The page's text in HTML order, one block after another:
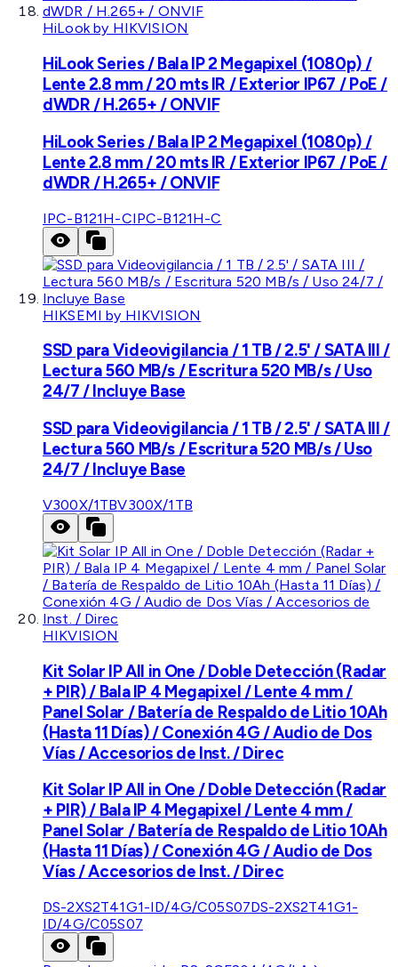
HiLook by HIKVISION
HiLook Series / Bala IP 2 Megapixel (1080p) /
Lente 2.8 mm / 20 mts IR / Exterior IP67 / PoE /
dWDR / H.265+ / ONVIF
HiLook Series / Bala IP 2 Megapixel (1080p) /
Lente 2.8 mm / 20 mts IR / Exterior IP67 / PoE /
dWDR / H.265+ / ONVIF
IPC-B121H-CIPC-B121H-C
HIKSEMI by HIKVISION
SSD para Videovigilancia / 1 TB / 2.5' / SATA III /
Lectura 560 MB/s / Escritura 520 MB/s / Uso
24/7 / Incluye Base
SSD para Videovigilancia / 1 TB / 2.5' / SATA III /
Lectura 560 MB/s / Escritura 520 MB/s / Uso
24/7 / Incluye Base
V300X/1TBV300X/1TB
HIKVISION
Kit Solar IP All in One / Doble Detección (Radar
+ PIR) / Bala IP 4 Megapixel / Lente 4 mm /
Panel Solar / Batería de Respaldo de Litio 10Ah
(Hasta 11 Días) / Conexión 4G / Audio de Dos
Vías / Accesorios de Inst. / Direc
Kit Solar IP All in One / Doble Detección (Radar
+ PIR) / Bala IP 4 Megapixel / Lente 4 mm /
Panel Solar / Batería de Respaldo de Litio 10Ah
(Hasta 11 Días) / Conexión 4G / Audio de Dos
Vías / Accesorios de Inst. / Direc
DS-2XS2T41G1-ID/4G/C05S07DS-2XS2T41G1-
ID/4G/C05S07